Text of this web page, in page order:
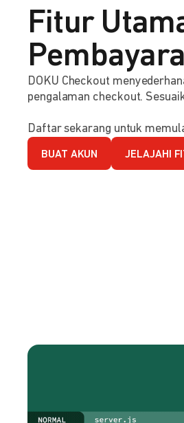
Fitur
DOKU Checkout
pengalaman checkout.
Daftar sekarang untuk
BUAT AKUN JELAJAHI